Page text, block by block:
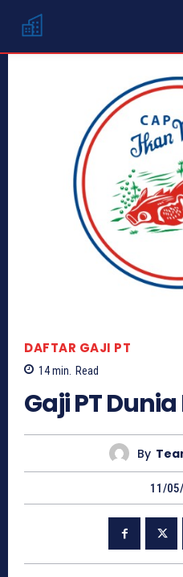
DAFTAR GAJI PT
14min. Read
Gaji PT
By
11/